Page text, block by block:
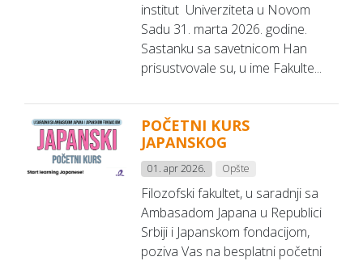
institut Univerziteta u Novom
Sadu 31. marta 2026. godine.
Sastanku sa savetnicom Han
prisustvovale su, u ime Fakulte...
POČETNI KURS
JAPANSKOG
01. apr 2026. Opšte
Filozofski fakultet, u saradnji sa
Ambasadom Japana u Republici
Srbiji i Japanskom fondacijom,
poziva Vas na besplatni početni